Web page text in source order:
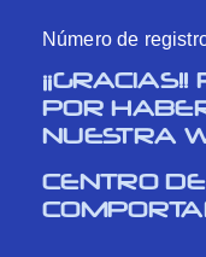
Número de
POR
NUESTRA
CENTRO